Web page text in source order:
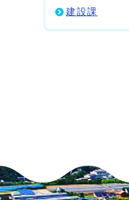
建設課